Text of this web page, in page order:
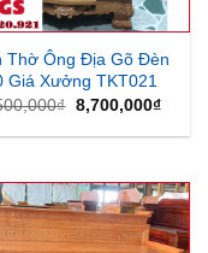
Thờ Ông Địa Gõ Đèn
Giá Xưởng TKT021
₫ Giá
gốc
là:
8,700,000₫Giá
tại